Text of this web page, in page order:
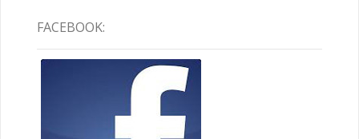
FACEBOOK: